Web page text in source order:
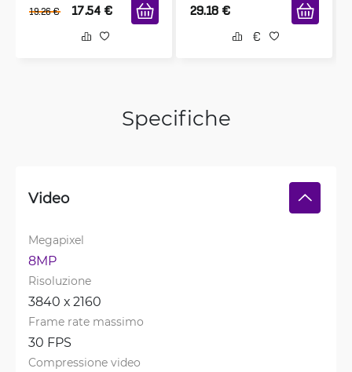
19.26 € 17.54 € 29.18 €
Specifiche
Video
Megapixel
8MP
Risoluzione
3840 х 2160
Frame rate massimo
30 FPS
Compressione video